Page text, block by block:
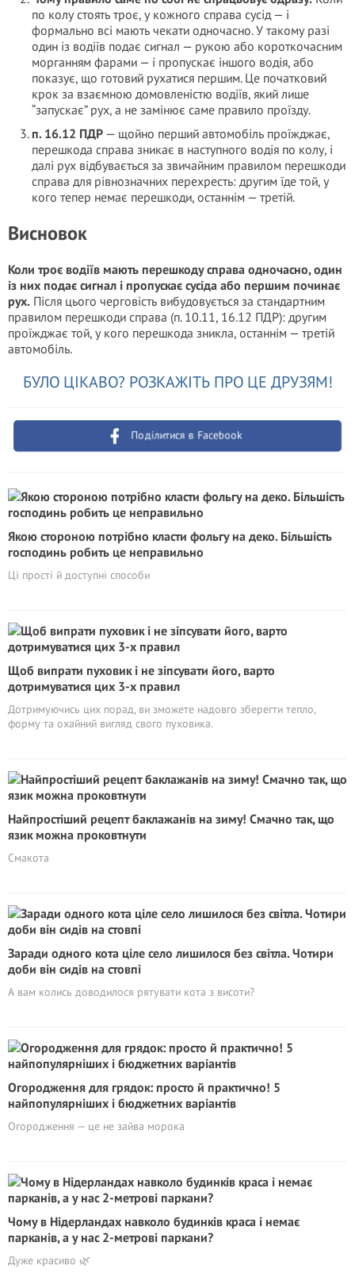
по колу стоять троє, у кожного справа сусід — і
формально всі мають чекати одночасно. У такому разі
один із водіїв подає сигнал — рукою або короткочасним
морганням фарами — і пропускає іншого водія, або
показує, що готовий рухатися першим. Це початковий
крок за взаємною домовленістю водіїв, який лише
“запускає” рух, а не замінює саме правило проїзду.
п. 16.12 ПДР — щойно перший автомобіль проїжджає,
перешкода справа зникає в наступного водія по колу, і
далі рух відбувається за звичайним правилом перешкоди
справа для рівнозначних перехресть: другим їде той, у
кого тепер немає перешкоди, останнім — третій.
Висновок
Коли троє водіїв мають перешкоду справа одночасно, один
із них подає сигнал і пропускає сусіда або першим починає
рух. Після цього черговість вибудовується за стандартним
правилом перешкоди справа (п. 10.11, 16.12 ПДР): другим
проїжджає той, у кого перешкода зникла, останнім — третій
автомобіль.
БУЛО ЦІКАВО? РОЗКАЖІТЬ ПРО ЦЕ ДРУЗЯМ!
Поділитися в Facebook
Якою стороною потрібно класти фольгу на деко. Більшість
господинь робить це неправильно
Ці прості й доступні способи
Щоб випрати пуховик і не зіпсувати його, варто
дотримуватися цих 3-х правил
Дотримуючись цих порад, ви зможете надовго зберегти тепло,
форму та охайний вигляд свого пуховика.
Найпростіший рецепт баклажанів на зиму! Смачно так, що
язик можна проковтнути
Смакота
Заради одного кота ціле село лишилося без світла. Чотири
доби він сидів на стовпі
А вам колись доводилося рятувати кота з висоти?
Огородження для грядок: просто й практично! 5
найпопулярніших і бюджетних варіантів
Огородження — це не зайва морока
Чому в Нідерландах навколо будинків краса і немає
парканів, а у нас 2-метрові паркани?
Дуже красиво 🌿